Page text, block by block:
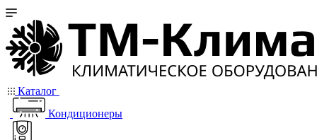
Каталог
Кондиционеры